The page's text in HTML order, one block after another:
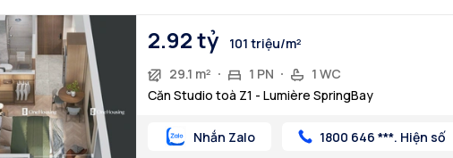
2.92 tỷ
101 triệu/m²
29.1 m²
1 PN
1 WC
Căn Studio toà Z1 - Lumière SpringBay
Nhắn Zalo 1800 646 ***. Hiện số